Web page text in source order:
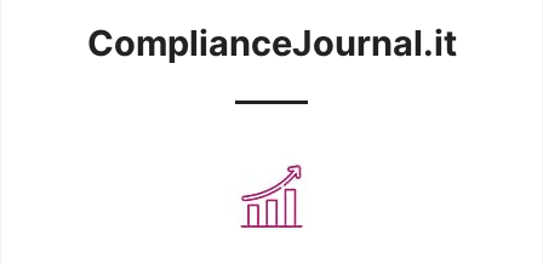
ComplianceJournal.it